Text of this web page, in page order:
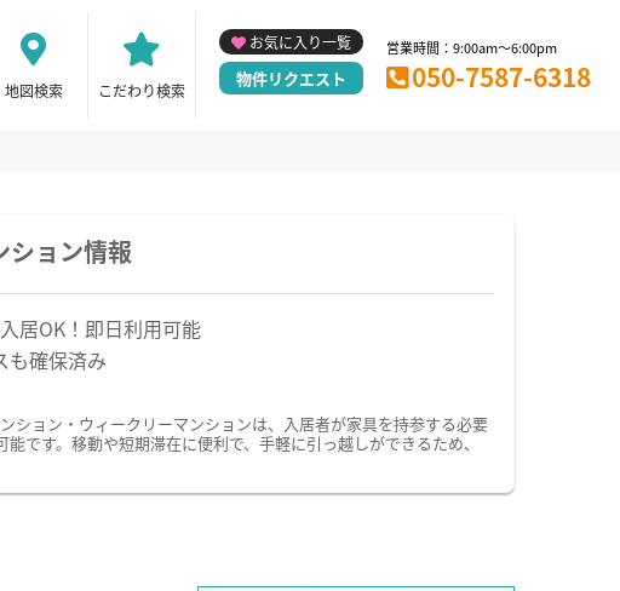
地図検索 こだわり検索
お気に入り一覧
物件リクエスト
営業時間：9:00am～6:00pm
050-7587-6318
ション情報
居OK！即日利用可能
も確保済み
ション・ウィークリーマンションは、入居者が家具を持参する必要
です。移動や短期滞在に便利で、手軽に引っ越しができるため、